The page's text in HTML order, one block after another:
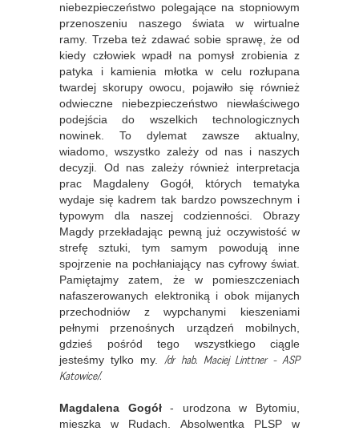
niebezpieczeństwo polegające na stopniowym
przenoszeniu naszego świata w wirtualne
ramy. Trzeba też zdawać sobie sprawę, że od
kiedy człowiek wpadł na pomysł zrobienia z
patyka i kamienia młotka w celu rozłupana
twardej skorupy owocu, pojawiło się również
odwieczne niebezpieczeństwo niewłaściwego
podejścia do wszelkich technologicznych
nowinek. To dylemat zawsze aktualny,
wiadomo, wszystko zależy od nas i naszych
decyzji. Od nas zależy również interpretacja
prac Magdaleny Gogół, których tematyka
wydaje się kadrem tak bardzo powszechnym i
typowym dla naszej codzienności. Obrazy
Magdy przekładając pewną już oczywistość w
strefę sztuki, tym samym powodują inne
spojrzenie na pochłaniający nas cyfrowy świat.
Pamiętajmy zatem, że w pomieszczeniach
nafaszerowanych elektroniką i obok mijanych
przechodniów z wypchanymi kieszeniami
pełnymi przenośnych urządzeń mobilnych,
gdzieś pośród tego wszystkiego ciągle
jesteśmy tylko my. /dr hab. Maciej Linttner - ASP
Katowice/.
Magdalena Gogół- urodzona w Bytomiu,
mieszka w Rudach. Absolwentka PLSP w